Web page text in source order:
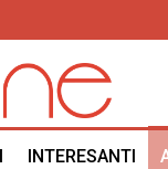
INTERESANTI